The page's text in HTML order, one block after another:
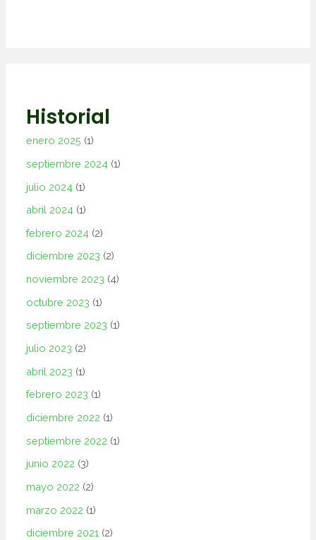
Historial
enero 2025 (1)
septiembre 2024 (1)
julio 2024 (1)
abril 2024 (1)
febrero 2024 (2)
diciembre 2023 (2)
noviembre 2023 (4)
octubre 2023 (1)
septiembre 2023 (1)
julio 2023 (2)
abril 2023 (1)
febrero 2023 (1)
diciembre 2022 (1)
septiembre 2022 (1)
junio 2022 (3)
mayo 2022 (2)
marzo 2022 (1)
diciembre 2021 (2)